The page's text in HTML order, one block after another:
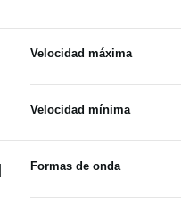
Velocidad máxima
Velocidad mínima
Formas de onda